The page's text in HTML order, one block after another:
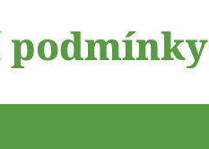
podmínky